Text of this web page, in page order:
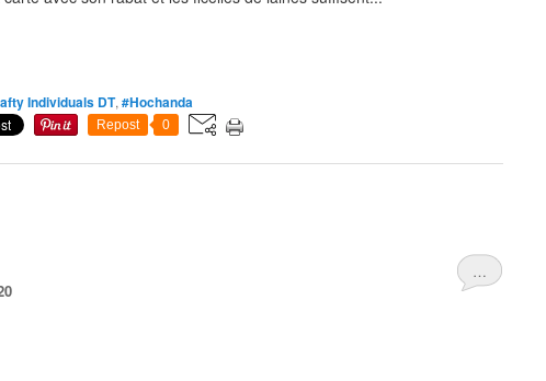
Individuals DT, #Hochanda
Repost 0
…